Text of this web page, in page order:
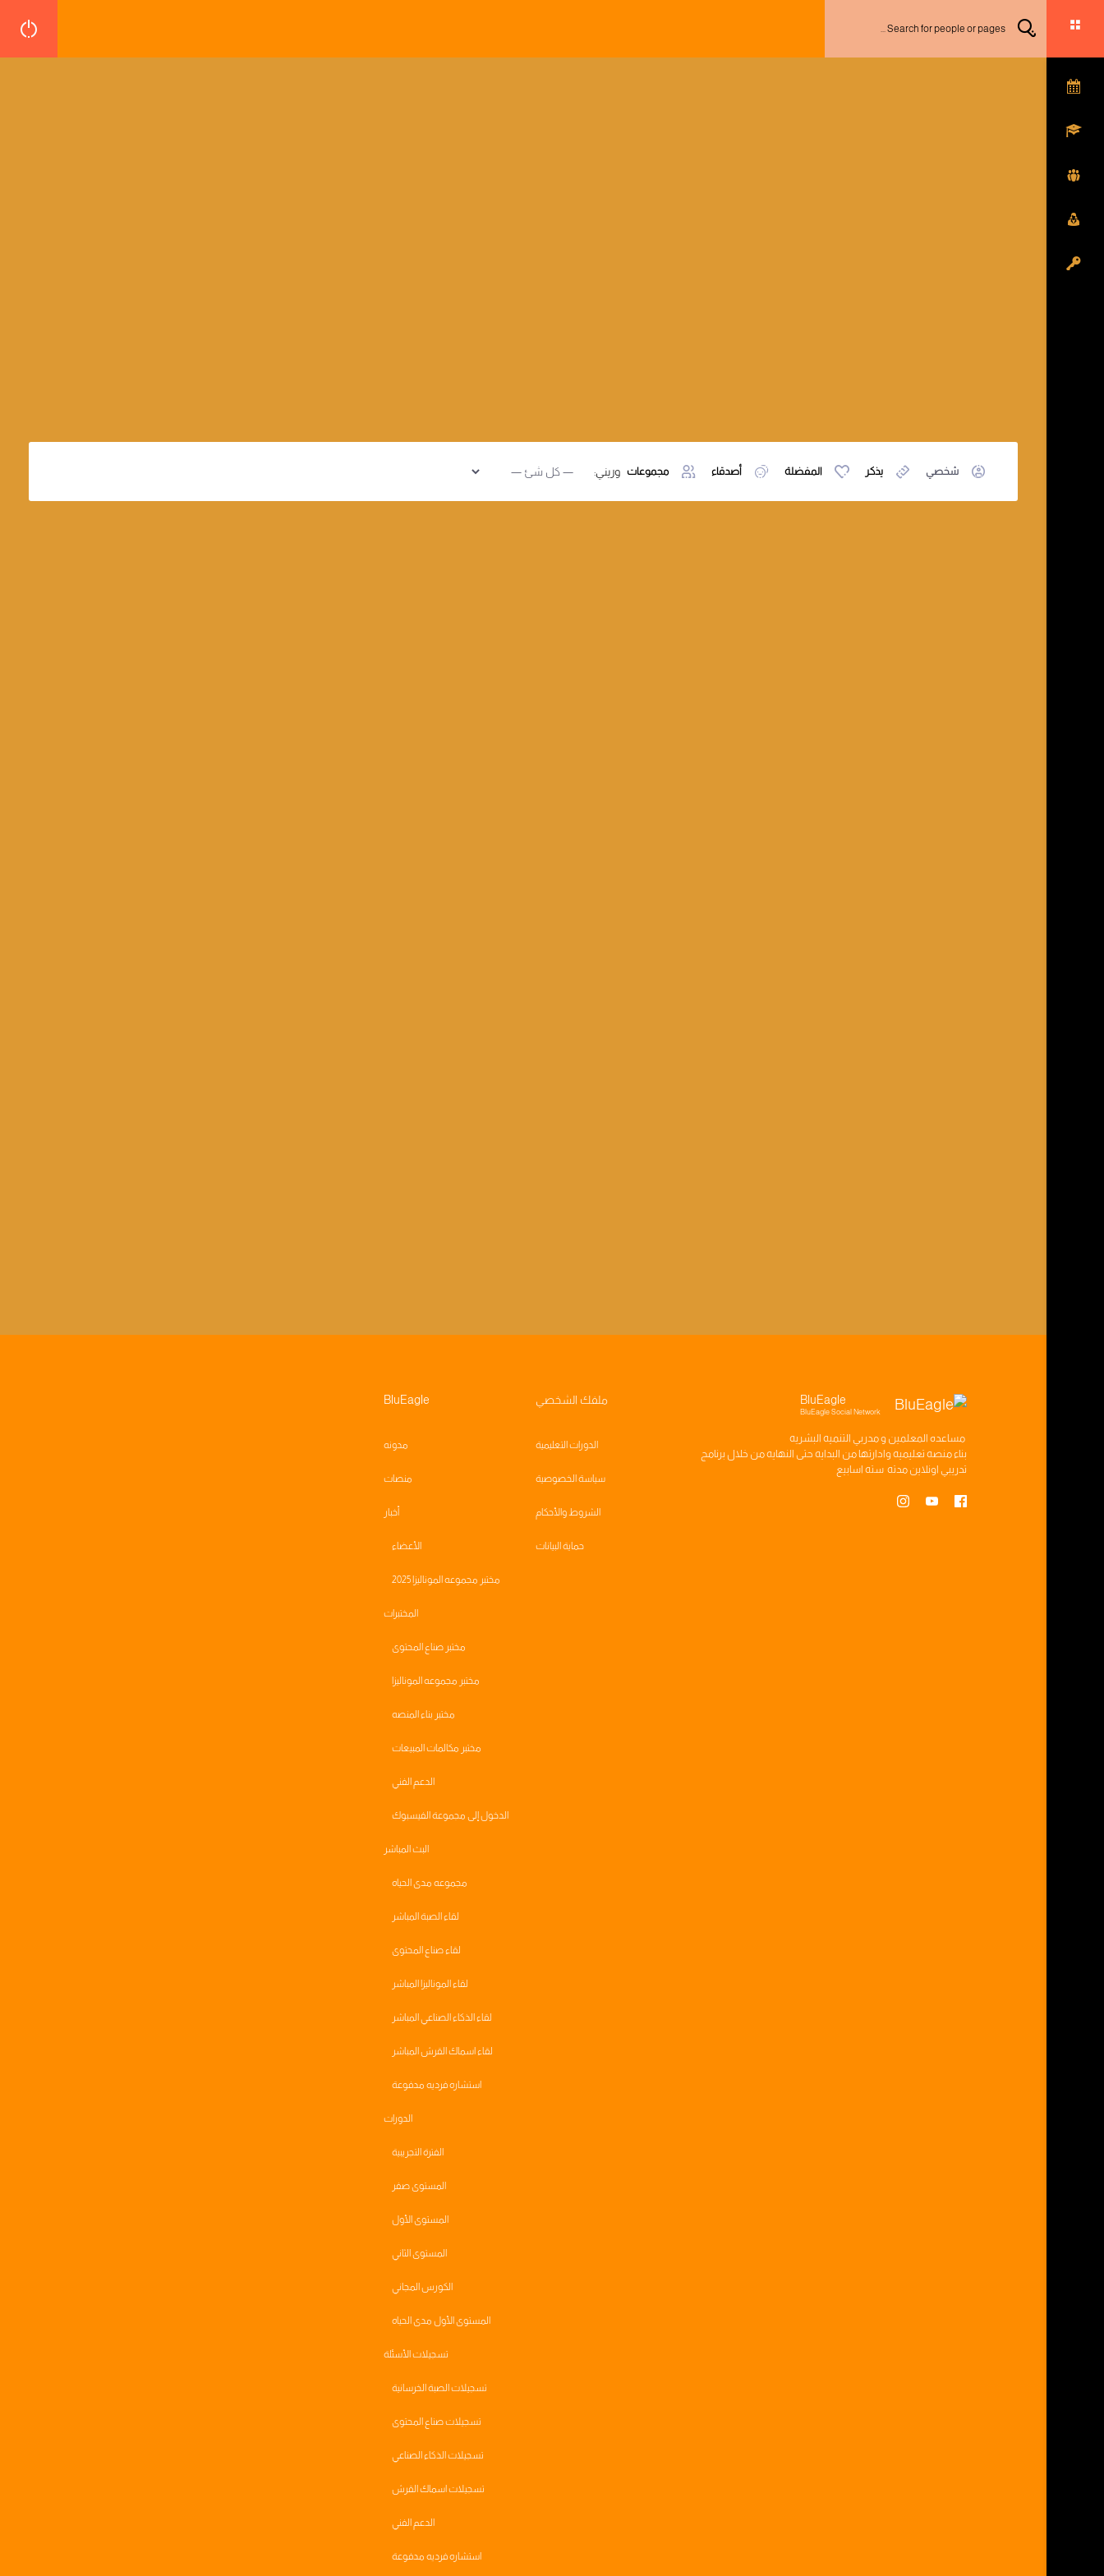
شخصي يذكر المفضلة أصدقاء مجموعات وريني:
BluEagle
BluEagle Social Network
مساعده المعلمين ومدربي التنميه البشريه
بناءمنصه تعليميه وادارتها من البدايه حتى النهايه من خلال برنامج
تدريبي اونلاين مدته سته اسابيع
ملفك الشخصي
الدورات التعليمية
سياسة الخصوصية
الشروط والأحكام
حماية البيانات
BluEagle
مدونه
منصات
أخبار
الأعضاء
مختبر مجموعه الموناليزا 2025
المختبرات
مختبر صناع المحتوى
مختبر مجموعه الموناليزا
مختبر بناء المنصه
مختبر مكالمات المبيعات
الدعم الفني
الدخول إلى مجموعة الفيسبوك
البث المباشر
مجموعه مدى الحياه
لقاء الصبة المباشر
لقاء صناع المحتوى
لقاء الموناليزا المباشر
لقاء الذكاء الصناعي المباشر
لقاء اسماك القرش المباشر
استشاره فرديه مدفوعة
الدورات
الفترة التجريبية
المستوى صفر
المستوى الأول
المستوى الثاني
الكورس المجاني
المستوى الأول مدى الحياه
تسجيلات الأسئلة
تسجيلات الصبة الخرسانية
تسجيلات صناع المحتوى
تسجيلات الذكاء الصناعي
تسجيلات اسماك القرش
الدعم الفني
استشاره فرديه مدفوعة